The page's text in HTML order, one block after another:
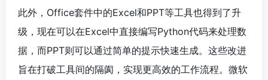
此外，Office套件中的Excel和PPT等工具也得到了升
级，现在可以在Excel中直接编写Python代码来处理数
据，而PPT则可以通过简单的提示快速生成。这些改进
旨在打破工具间的隔阂，实现更高效的工作流程。微软